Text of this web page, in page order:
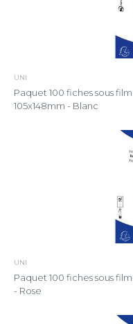
UNI
Paquet 100 fiches sous
105x148mm - Blanc
UNI
Paquet 100 fiches sous
- Rose